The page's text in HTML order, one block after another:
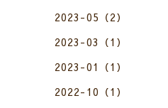
2023-05（2）
2023-03（1）
2023-01（1）
2022-10（1）